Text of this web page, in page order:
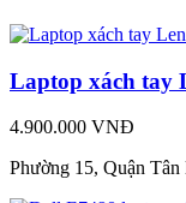
Laptop xách tay
4.900.000 VNĐ
Phường 15, Quận